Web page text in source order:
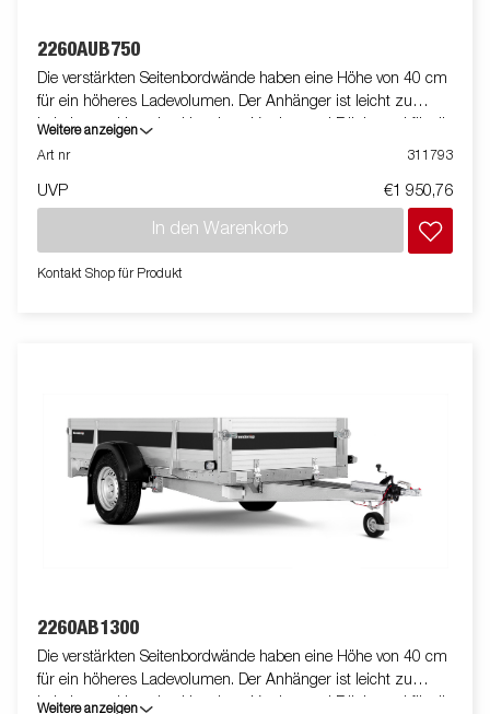
2260AUB750
Die verstärkten Seitenbordwände haben eine Höhe von 40 cm
für ein höheres Ladevolumen. Der Anhänger ist leicht zu
beladen und hat eine klappbare Vorder- und Rückwand für die
Beladung längerer Güter. Alle Ausführungen sind mit
eine sichere Verladung der Ware ausgestattet. Wie immer
unsere Anhänger an. Die Bilder dienen der Illustration und
Weitere anzeigen
Art nr
311793
UVP €1 950,76
In den Warenkorb
Kontakt Shop für Produkt
2260AB1300
Die verstärkten Seitenbordwände haben eine Höhe von 40 cm
für ein höheres Ladevolumen. Der Anhänger ist leicht zu
beladen und hat eine klappbare Vorder- und Rückwand für die
Weitere anzeigen